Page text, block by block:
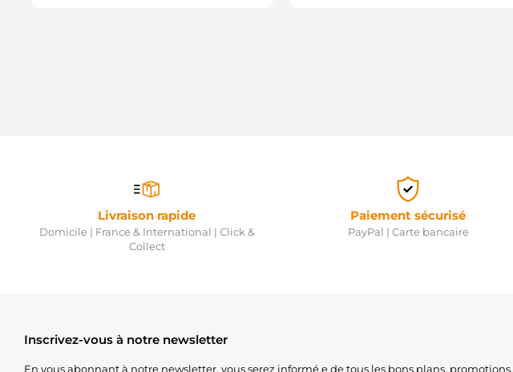
Livraison rapide
Domicile | France & International | Click &
Collect
Paiement sécurisé
PayPal | Carte bancaire
Inscrivez-vous à notre newsletter
En vous abonnant à notre newsletter, vous serez informé.e de tous les bons plans, promotions,